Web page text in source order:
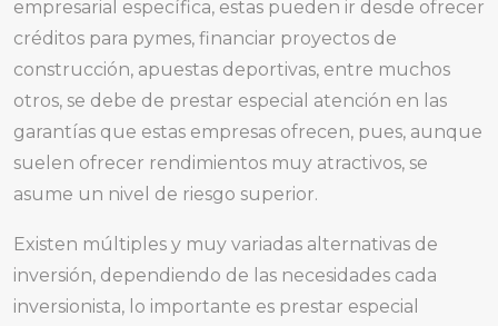
empresarial específica, estas pueden ir desde ofrecer
créditos para pymes, financiar proyectos de
construcción, apuestas deportivas, entre muchos
otros, se debe de prestar especial atención en las
garantías que estas empresas ofrecen, pues, aunque
suelen ofrecer rendimientos muy atractivos, se
asume un nivel de riesgo superior.
Existen múltiples y muy variadas alternativas de
inversión, dependiendo de las necesidades cada
inversionista, lo importante es prestar especial